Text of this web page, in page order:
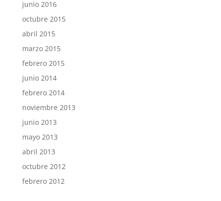
junio 2016
octubre 2015
abril 2015
marzo 2015
febrero 2015
junio 2014
febrero 2014
noviembre 2013
junio 2013
mayo 2013
abril 2013
octubre 2012
febrero 2012